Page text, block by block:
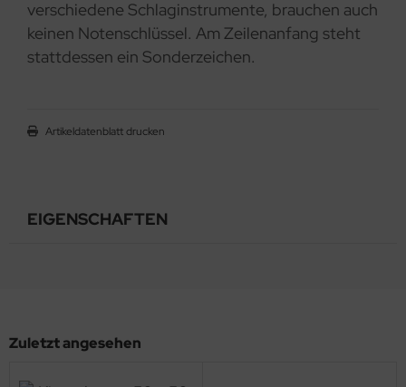
verschiedene Schlaginstrumente, brauchen auch
keinen Notenschlüssel. Am Zeilenanfang steht
stattdessen ein Sonderzeichen.
Artikeldatenblatt drucken
EIGENSCHAFTEN
Zuletzt angesehen